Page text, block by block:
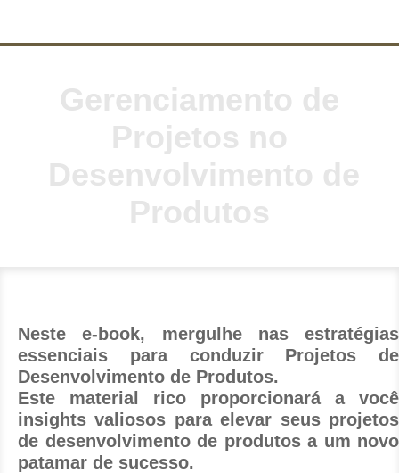
Gerenciamento de
Projetos no
Desenvolvimento de
Produtos
Neste e-book, mergulhe nas estratégias
essenciais para conduzir Projetos de
Desenvolvimento de Produtos.
Este material rico proporcionará a você
insights valiosos para elevar seus projetos
de desenvolvimento de produtos a um novo
patamar de sucesso.